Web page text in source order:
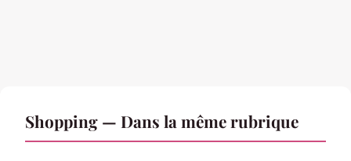
Shopping — Dans la même rubrique